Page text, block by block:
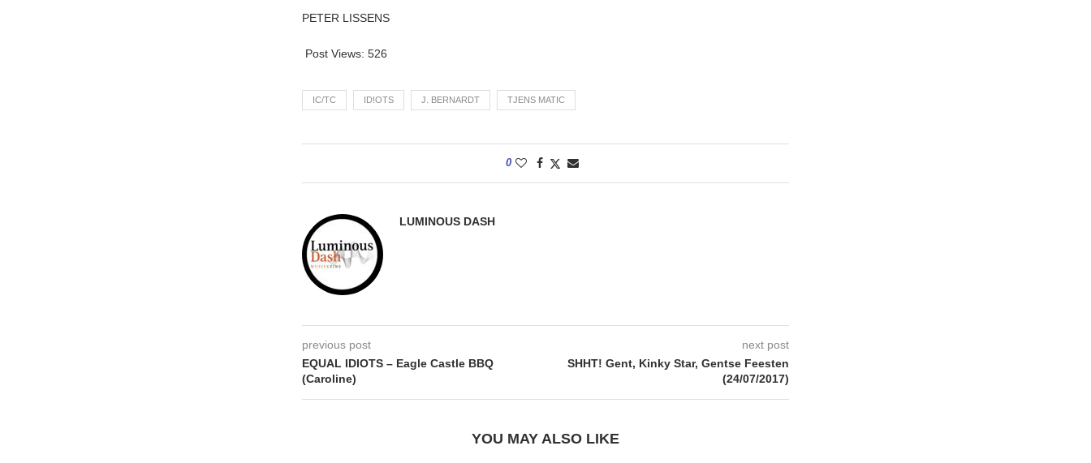
PETER LISSENS
Post Views: 526
IC/TC ID!OTS J. BERNARDT TJENS MATIC
0
LUMINOUS DASH
previous post
EQUAL IDIOTS – Eagle Castle BBQ
(Caroline)
next post
SHHT! Gent, Kinky Star, Gentse Feesten
(24/07/2017)
YOU MAY ALSO LIKE